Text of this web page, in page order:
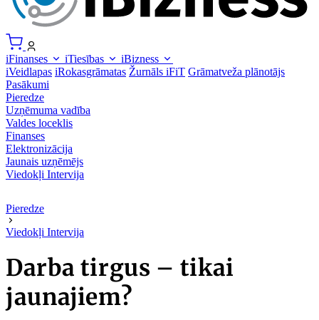
iFinanses iTiesības
iBizness
iVeidlapas iRokasgrāmatas Žurnāls iFiT Grāmatveža plānotājs
Pasākumi
Pieredze
Uzņēmuma vadība
Valdes loceklis
Finanses
Elektronizācija
Jaunais uzņēmējs
Viedokļi Intervija
Pieredze
Viedokļi Intervija
Darba tirgus – tikai
jaunajiem?